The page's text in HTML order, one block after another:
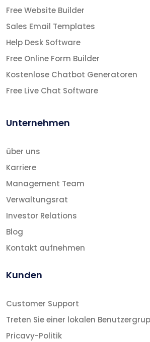
Free Website Builder
Sales Email Templates
Help Desk Software
Free Online Form Builder
Kostenlose Chatbot Generatoren
Free Live Chat Software
Unternehmen
über uns
Karriere
Management Team
Verwaltungsrat
Investor Relations
Blog
Kontakt aufnehmen
Kunden
Customer Support
Treten Sie einer lokalen
Pricavy-Politik